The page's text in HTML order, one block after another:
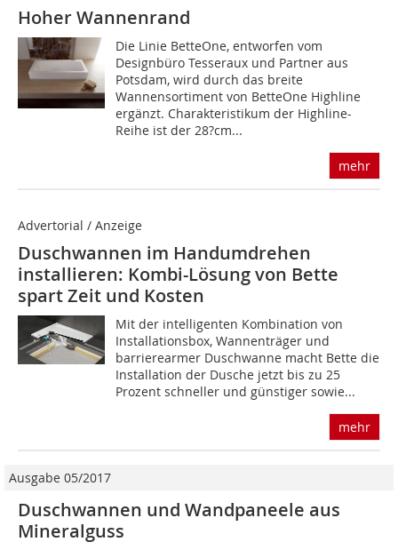
Hoher Wannenrand
Die Linie BetteOne, entworfen vom
Designbüro Tesseraux und Partner aus
Potsdam, wird durch das breite
Wannensortiment von BetteOne Highline
ergänzt. Charakteristikum der Highline-
Reihe ist der 28?cm...
mehr
Advertorial / Anzeige
Duschwannen im Handumdrehen
installieren: Kombi-Lösung von Bette
spart Zeit und Kosten
Mit der intelligenten Kombination von
Installationsbox, Wannenträger und
barrierearmer Duschwanne macht Bette die
Installation der Dusche jetzt bis zu 25
Prozent schneller und günstiger sowie...
mehr
Ausgabe 05/2017
Duschwannen und Wandpaneele aus
Mineralguss